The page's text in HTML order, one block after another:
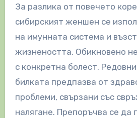
За разлика от повечето
сибирският женшен се
на имунната система и
жизнеността. Обикновено
с конкретна болест.
билката предпазва от
проблеми, свързани със
налягане. Препоръчва се да